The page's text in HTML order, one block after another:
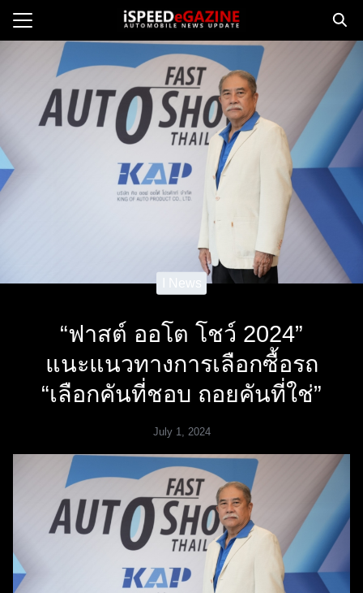
us I News
“ฟาสต์ ออโต โชว์ 2024”
แนะแนวทางการเลือกซื้อรถ
“เลือกคันที่ชอบ ถอยคันที่ใช่”
July 1, 2024